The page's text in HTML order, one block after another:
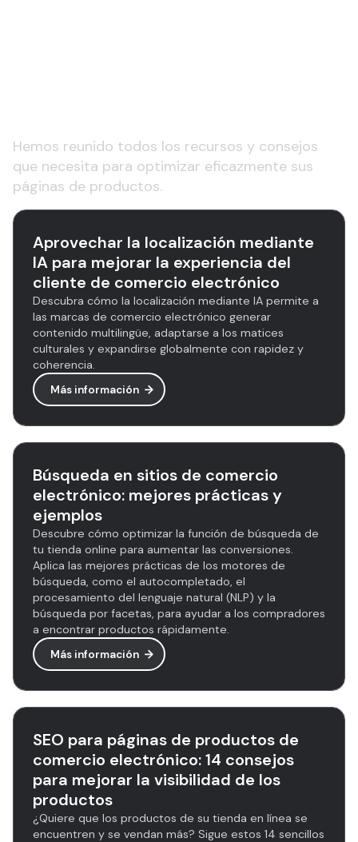
Hemos reunido todos los recursos y consejos
que necesita para optimizar eficazmente sus
páginas de productos.
Aprovechar la localización mediante
IA para mejorar la experiencia del
cliente de comercio electrónico
Descubra cómo la localización mediante IA permite a
las marcas de comercio electrónico generar
contenido multilingüe, adaptarse a los matices
culturales y expandirse globalmente con rapidez y
coherencia.
Más información
Búsqueda en sitios de comercio
electrónico: mejores prácticas y
ejemplos
Descubre cómo optimizar la función de búsqueda de
tu tienda online para aumentar las conversiones.
Aplica las mejores prácticas de los motores de
búsqueda, como el autocompletado, el
procesamiento del lenguaje natural (NLP) y la
búsqueda por facetas, para ayudar a los compradores
a encontrar productos rápidamente.
Más información
SEO para páginas de productos de
comercio electrónico: 14 consejos
para mejorar la visibilidad de los
productos
¿Quiere que los productos de su tienda en línea se
encuentren y se vendan más? Sigue estos 14 sencillos